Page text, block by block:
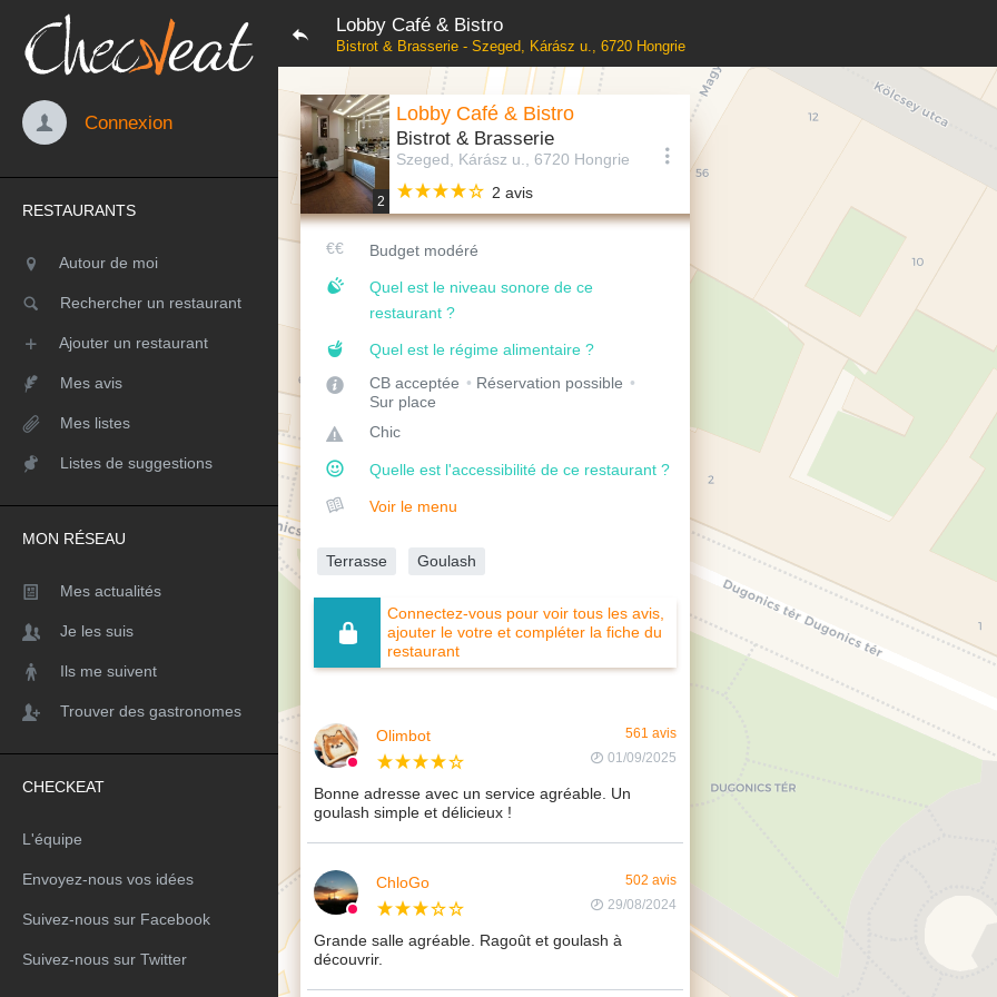
Lobby Café & Bistro
Bistrot & Brasserie - Szeged, Kárász u., 6720 Hongrie
Connexion
RESTAURANTS
Autour de moi
Rechercher un restaurant
Ajouter un restaurant
Mes avis
Mes listes
Listes de suggestions
MON RÉSEAU
Mes actualités
Je les suis
Ils me suivent
Trouver des gastronomes
CHECKEAT
L'équipe
Envoyez-nous vos idées
Suivez-nous sur Facebook
Suivez-nous sur Twitter
2
Lobby Café & Bistro
Bistrot & Brasserie
Szeged, Kárász u., 6720 Hongrie
2 avis
Budget modéré
Quel est le niveau sonore de ce
restaurant ?
Quel est le régime alimentaire ?
CB acceptée
Réservation possible
Sur place
Chic
Quelle est l'accessibilité de ce restaurant ?
Voir le menu
Terrasse Goulash
Connectez-vous pour voir tous les avis,
ajouter le votre et compléter la fiche du
restaurant
Olimbot
561 avis
01/09/2025
Bonne adresse avec un service agréable. Un
goulash simple et délicieux !
ChloGo
502 avis
29/08/2024
Grande salle agréable. Ragoût et goulash à
découvrir.